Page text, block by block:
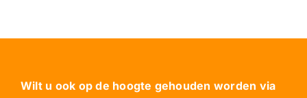
Wilt u ook op de hoogte gehouden worden via